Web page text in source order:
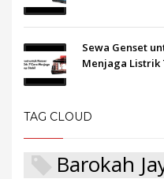
Sewa Genset
Menjaga Listrik
TAG CLOUD
Barokah